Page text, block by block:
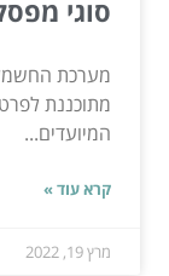
סוגי
מערכת
מתוכננת
המיועדים...
קרא עוד »
מרץ 19, 2022